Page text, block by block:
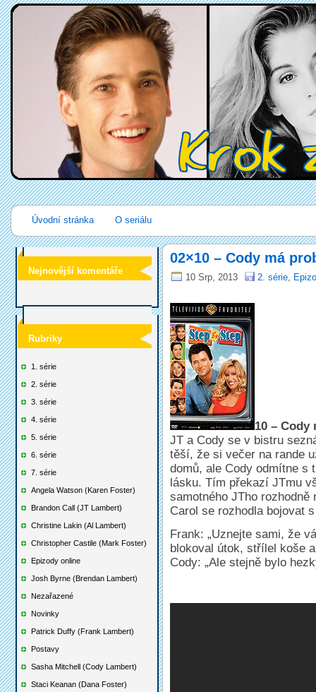
Úvodní stránka O seriálu
Nejnovější komentáře
Rubriky
1. série
2. série
3. série
4. série
5. série
6. série
7. série
Angela Watson (Karen Foster)
Brandon Call (JT Lambert)
Christine Lakin (Al Lambert)
Christopher Castile (Mark Foster)
Epizody online
Josh Byrne (Brendan Lambert)
Nezařazené
Novinky
Patrick Duffy (Frank Lambert)
Postavy
Sasha Mitchell (Cody Lambert)
Staci Keanan (Dana Foster)
02×10 – Cody má
10 Srp, 2013 2. série,
10 –
JT a Cody se v bistru
těší, že si večer na rande
domů, ale Cody odmítne s
lásku. Tím překazí JTmu
samotného JTho
Carol se rozhodla bojovat
Frank: „Uznejte sami, že
blokoval útok, střílel koše
Cody: „Ale stejně bylo